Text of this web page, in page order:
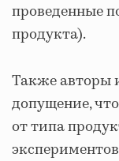
проведенные
продукта).
Также авторы
допущение,
от типа